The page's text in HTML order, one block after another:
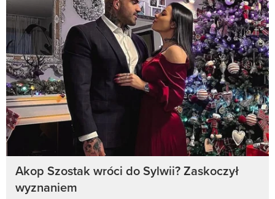
Akop Szostak wróci do Sylwii? Zaskoczył
wyznaniem